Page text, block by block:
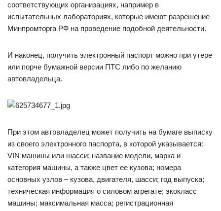
соответствующих организациях, например в
испытательных лабораториях, которые имеют разрешение
Минпромторга РФ на проведение подобной деятельности.
И наконец, получить электронный паспорт можно при утере
или порче бумажной версии ПТС либо по желанию
автовладельца.
При этом автовладелец может получить на бумаге выписку
из своего электронного паспорта, в которой указывается:
VIN машины или шасси; название модели, марка и
категория машины, а также цвет ее кузова; номера
основных узлов – кузова, двигателя, шасси; год выпуска;
техническая информация о силовом агрегате; экокласс
машины; максимальная масса; регистрационная